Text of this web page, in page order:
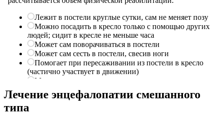
Лечение энцефалопатии смешанного
типа